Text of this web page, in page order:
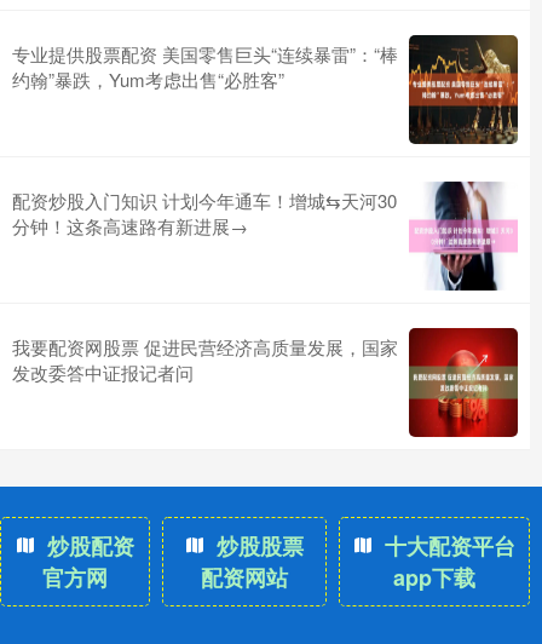
专业提供股票配资 美国零售巨头“连续暴雷”：“棒
约翰”暴跌，Yum考虑出售“必胜客”
配资炒股入门知识 计划今年通车！增城⇆天河30
分钟！这条高速路有新进展→
我要配资网股票 促进民营经济高质量发展，国家
发改委答中证报记者问
炒股配资
官方网
炒股股票
配资网站
十大配资平台
app下载